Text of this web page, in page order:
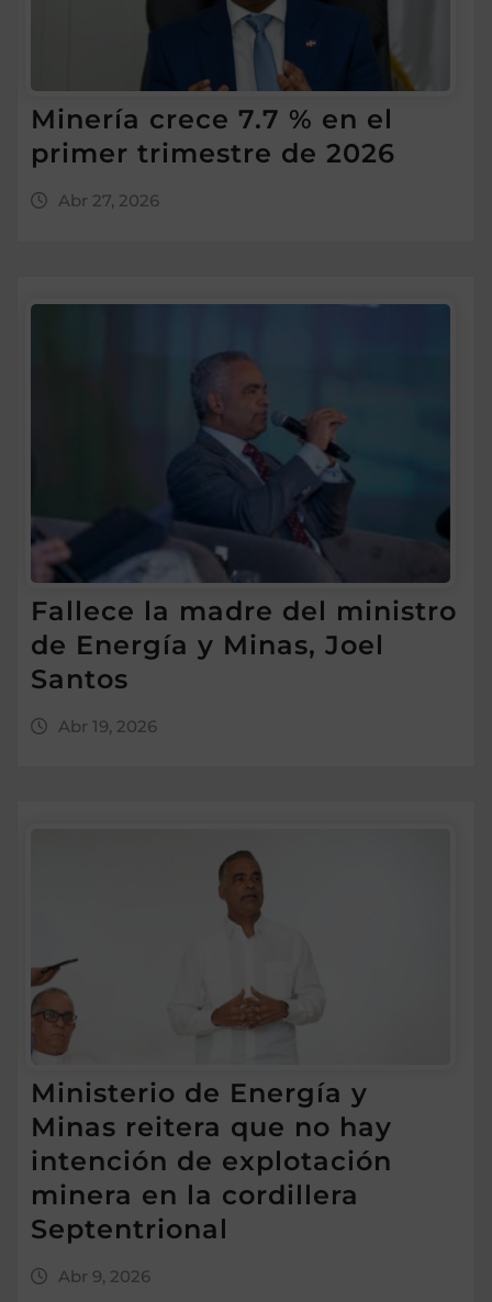
Minería crece 7.7 % en el
primer trimestre de 2026
Abr 27, 2026
Fallece la madre del ministro
de Energía y Minas, Joel
Santos
Abr 19, 2026
Ministerio de Energía y
Minas reitera que no hay
intención de explotación
minera en la cordillera
Septentrional
Abr 9, 2026